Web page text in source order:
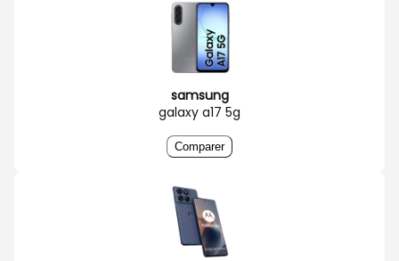
samsung
galaxy a17 5g
Comparer